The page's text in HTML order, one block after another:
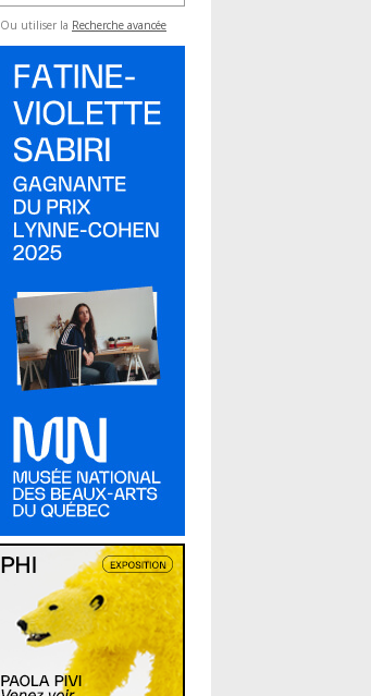
Ou utiliser la Recherche avancée